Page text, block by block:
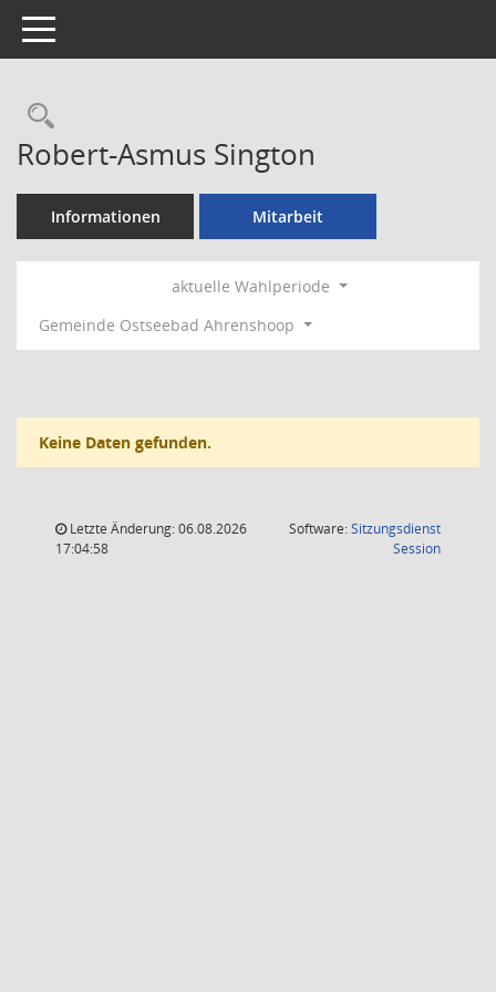
Toggle navigation
Rechercheauswahl
Robert-Asmus Sington
Informationen Mitarbeit
aktuelle Wahlperiode
Gemeinde Ostseebad Ahrenshoop
Keine Daten gefunden.
Letzte Änderung: 06.08.2026
17:04:58
Software:Sitzungsdienst
Session(Wird in